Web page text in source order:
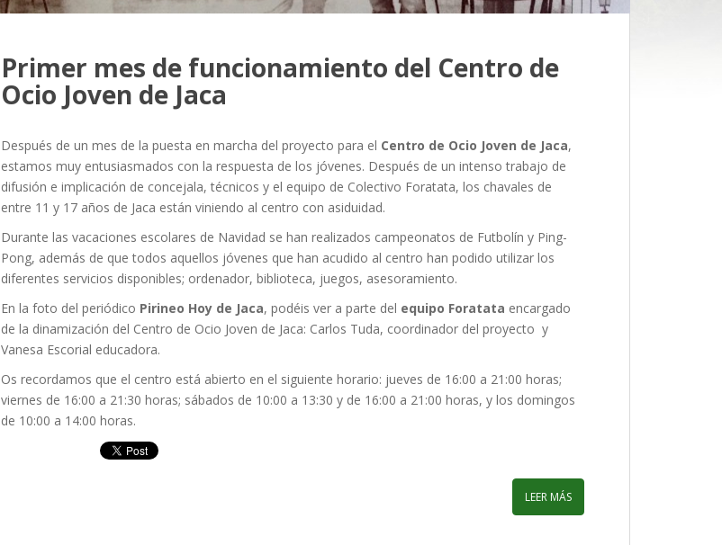
Primer mes de funcionamiento del Centro de
Ocio Joven de Jaca
Después de un mes de la puesta en marcha del proyecto para el Centro de Ocio Joven de Jaca,
estamos muy entusiasmados con la respuesta de los jóvenes. Después de un intenso trabajo de
difusión e implicación de concejala, técnicos y el equipo de Colectivo Foratata, los chavales de
entre 11 y 17 años de Jaca están viniendo al centro con asiduidad.
Durante las vacaciones escolares de Navidad se han realizados campeonatos de Futbolín y Ping-
Pong, además de que todos aquellos jóvenes que han acudido al centro han podido utilizar los
diferentes servicios disponibles; ordenador, biblioteca, juegos, asesoramiento.
En la foto del periódico Pirineo Hoy de Jaca, podéis ver a parte del equipo Foratata encargado
de la dinamización del Centro de Ocio Joven de Jaca: Carlos Tuda, coordinador del proyecto y
Vanesa Escorial educadora.
Os recordamos que el centro está abierto en el siguiente horario: jueves de 16:00 a 21:00 horas;
viernes de 16:00 a 21:30 horas; sábados de 10:00 a 13:30 y de 16:00 a 21:00 horas, y los domingos
de 10:00 a 14:00 horas.
LEER MÁS